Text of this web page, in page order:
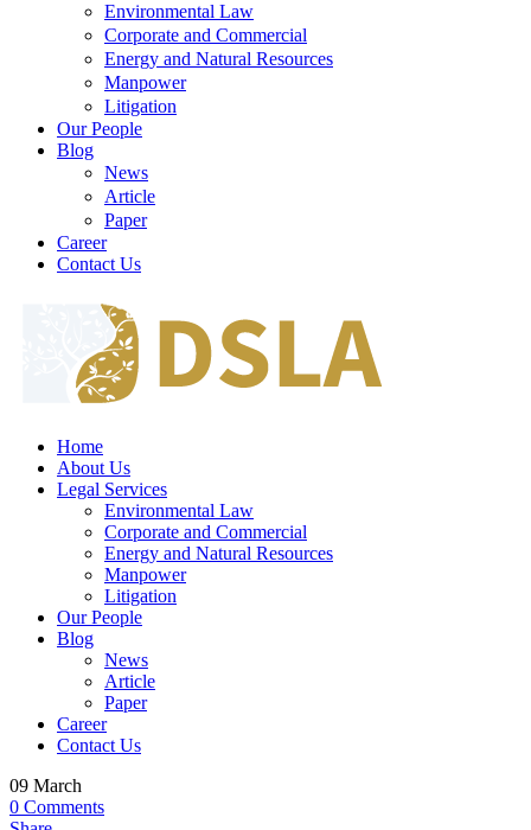
Environmental Law
Corporate and Commercial
Energy and Natural Resources
Manpower
Litigation
Our People
Blog
News
Article
Paper
Career
Contact Us
Home
About Us
Legal Services
Environmental Law
Corporate and Commercial
Energy and Natural Resources
Manpower
Litigation
Our People
Blog
News
Article
Paper
Career
Contact Us
09 March
0 Comments